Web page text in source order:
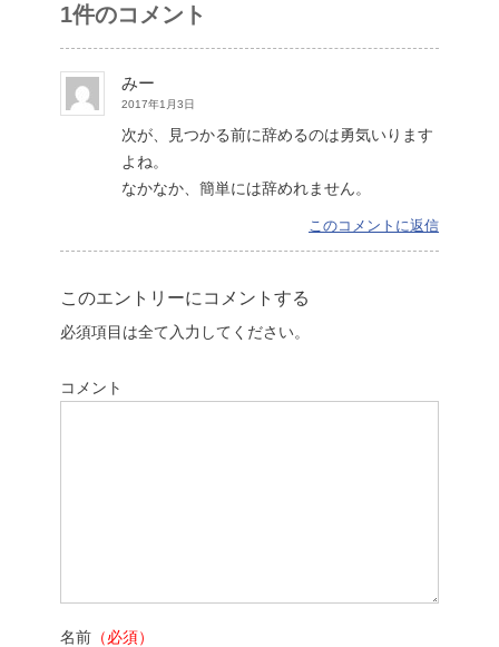
1件のコメント
みー
2017年1月3日
次が、見つかる前に辞めるのは勇気いります
よね。
なかなか、簡単には辞めれません。
このコメントに返信
このエントリーにコメントする
必須項目は全て入力してください。
コメント
名前 （必須）